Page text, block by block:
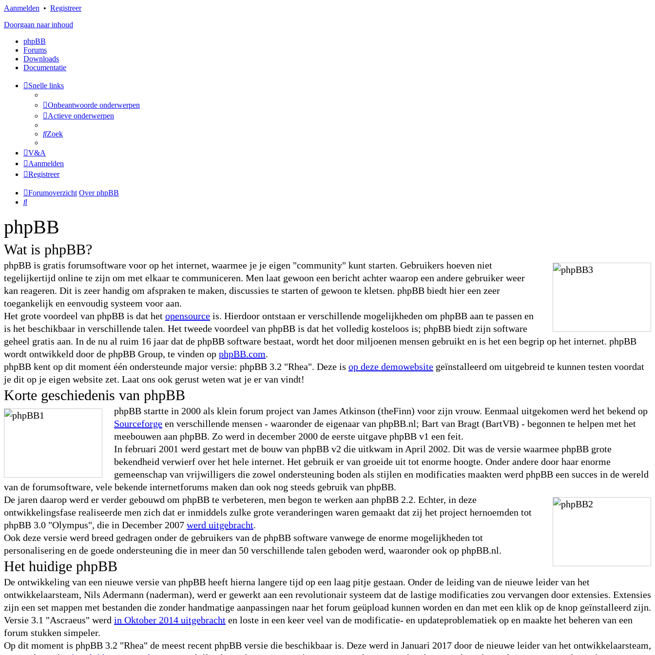
Aanmelden • Registreer
Doorgaan naar inhoud
phpBB
Forums
Downloads
Documentatie
Snelle links
Onbeantwoorde onderwerpen
Actieve onderwerpen
Zoek
V&A
Aanmelden
Registreer
Forumoverzicht Over phpBB
Zoek
phpBB
Wat is phpBB?
phpBB is gratis forumsoftware voor op het internet, waarmee je je eigen "community" kunt starten. Gebruikers hoeven niet
tegelijkertijd online te zijn om met elkaar te communiceren. Men laat gewoon een bericht achter waarop een andere gebruiker weer
kan reageren. Dit is zeer handig om afspraken te maken, discussies te starten of gewoon te kletsen. phpBB biedt hier een zeer
toegankelijk en eenvoudig systeem voor aan.
Het grote voordeel van phpBB is dat het opensource is. Hierdoor ontstaan er verschillende mogelijkheden om phpBB aan te passen en
is het beschikbaar in verschillende talen. Het tweede voordeel van phpBB is dat het volledig kosteloos is; phpBB biedt zijn software
geheel gratis aan. In de nu al ruim 16 jaar dat de phpBB software bestaat, wordt het door miljoenen mensen gebruikt en is het een begrip op het internet. phpBB
wordt ontwikkeld door de phpBB Group, te vinden op phpBB.com.
phpBB kent op dit moment één ondersteunde major versie: phpBB 3.2 "Rhea". Deze is op deze demowebsite geïnstalleerd om uitgebreid te kunnen testen voordat
je dit op je eigen website zet. Laat ons ook gerust weten wat je er van vindt!
Korte geschiedenis van phpBB
phpBB startte in 2000 als klein forum project van James Atkinson (theFinn) voor zijn vrouw. Eenmaal uitgekomen werd het bekend op
Sourceforge en verschillende mensen - waaronder de eigenaar van phpBB.nl; Bart van Bragt (BartVB) - begonnen te helpen met het
meebouwen aan phpBB. Zo werd in december 2000 de eerste uitgave phpBB v1 een feit.
In februari 2001 werd gestart met de bouw van phpBB v2 die uitkwam in April 2002. Dit was de versie waarmee phpBB grote
bekendheid verwierf over het hele internet. Het gebruik er van groeide uit tot enorme hoogte. Onder andere door haar enorme
gemeenschap van vrijwilligers die zowel ondersteuning boden als stijlen en modificaties maakten werd phpBB een succes in de wereld
van de forumsoftware, vele bekende internetforums maken dan ook nog steeds gebruik van phpBB.
De jaren daarop werd er verder gebouwd om phpBB te verbeteren, men begon te werken aan phpBB 2.2. Echter, in deze
ontwikkelingsfase realiseerde men zich dat er inmiddels zulke grote veranderingen waren gemaakt dat zij het project hernoemden tot
phpBB 3.0 "Olympus", die in December 2007 werd uitgebracht.
Ook deze versie werd breed gedragen onder de gebruikers van de phpBB software vanwege de enorme mogelijkheden tot
personalisering en de goede ondersteuning die in meer dan 50 verschillende talen geboden werd, waaronder ook op phpBB.nl.
Het huidige phpBB
De ontwikkeling van een nieuwe versie van phpBB heeft hierna langere tijd op een laag pitje gestaan. Onder de leiding van de nieuwe leider van het
ontwikkelaarsteam, Nils Adermann (naderman), werd er gewerkt aan een revolutionair systeem dat de lastige modificaties zou vervangen door extensies. Extensies
zijn een set mappen met bestanden die zonder handmatige aanpassingen naar het forum geüpload kunnen worden en dan met een klik op de knop geïnstalleerd zijn.
Versie 3.1 "Ascraeus" werd in Oktober 2014 uitgebracht en loste in een keer veel van de modificatie- en updateproblematiek op en maakte het beheren van een
forum stukken simpeler.
Op dit moment is phpBB 3.2 "Rhea" de meest recent phpBB versie die beschikbaar is. Deze werd in Januari 2017 door de nieuwe leider van het ontwikkelaarsteam,